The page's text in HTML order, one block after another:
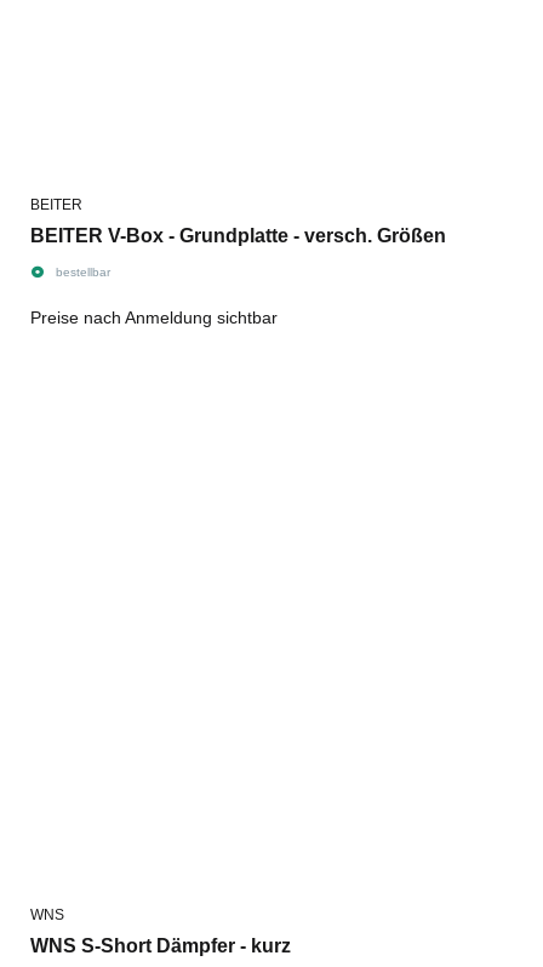
BEITER
BEITER V-Box - Grundplatte - versch. Größen
bestellbar
Preise nach Anmeldung sichtbar
WNS
WNS S-Short Dämpfer - kurz